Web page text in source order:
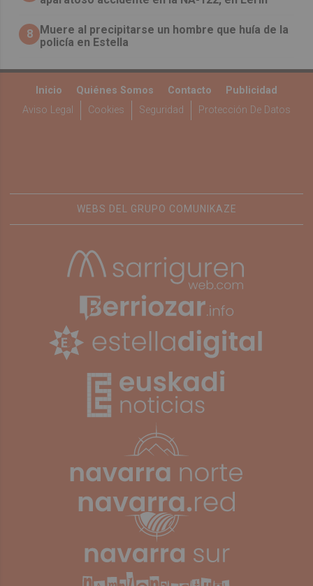
8
Muere al precipitarse un hombre que huía de la
policía en Estella
Inicio Quiénes Somos Contacto
Publicidad
Aviso Legal
Cookies Seguridad Protección De Datos
WEBS DEL GRUPO COMUNIKAZE